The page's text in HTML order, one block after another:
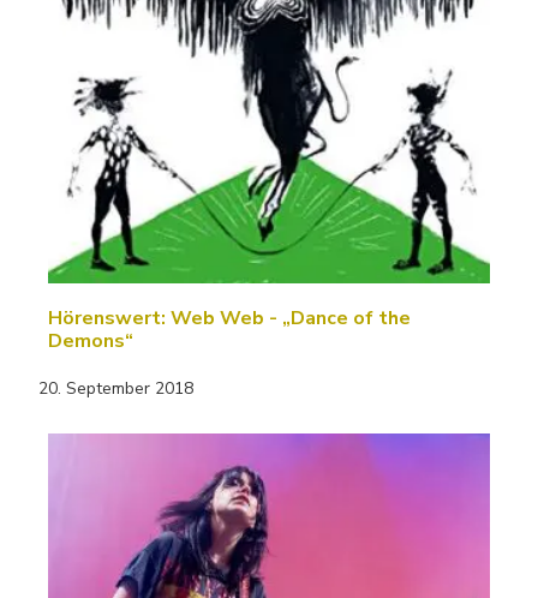
Hörenswert: Web Web - „Dance of the
Demons“
20. September 2018